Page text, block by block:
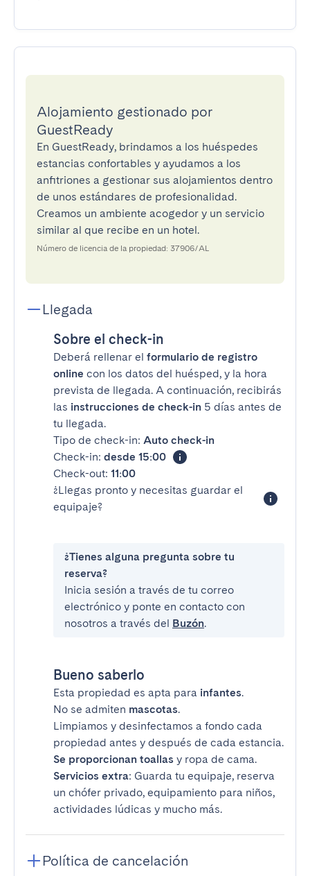
Alojamiento gestionado por
GuestReady
En GuestReady, brindamos a los huéspedes
estancias confortables y ayudamos a los
anfitriones a gestionar sus alojamientos dentro
de unos estándares de profesionalidad.
Creamos un ambiente acogedor y un servicio
similar al que recibe en un hotel.
Número de licencia de la propiedad: 37906/AL
Llegada
Sobre el check-in
Deberá rellenar el formulario de registro
online con los datos del huésped, y la hora
prevista de llegada. A continuación, recibirás
las instrucciones de check-in 5 días antes de
tu llegada.
Tipo de check-in: Auto check-in
Check-in: desde 15:00
Check-out: 11:00
¿Llegas pronto y necesitas guardar el
equipaje?
¿Tienes alguna pregunta sobre tu
reserva?
Inicia sesión a través de tu correo
electrónico y ponte en contacto con
nosotros a través del Buzón.
Bueno saberlo
Esta propiedad es apta para infantes.
No se admiten mascotas.
Limpiamos y desinfectamos a fondo cada
propiedad antes y después de cada estancia.
Se proporcionan toallas y ropa de cama.
Servicios extra: Guarda tu equipaje, reserva
un chófer privado, equipamiento para niños,
actividades lúdicas y mucho más.
Política de cancelación